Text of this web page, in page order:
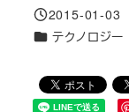
投稿日
2015-01-03
カテゴリー
テクノロジー